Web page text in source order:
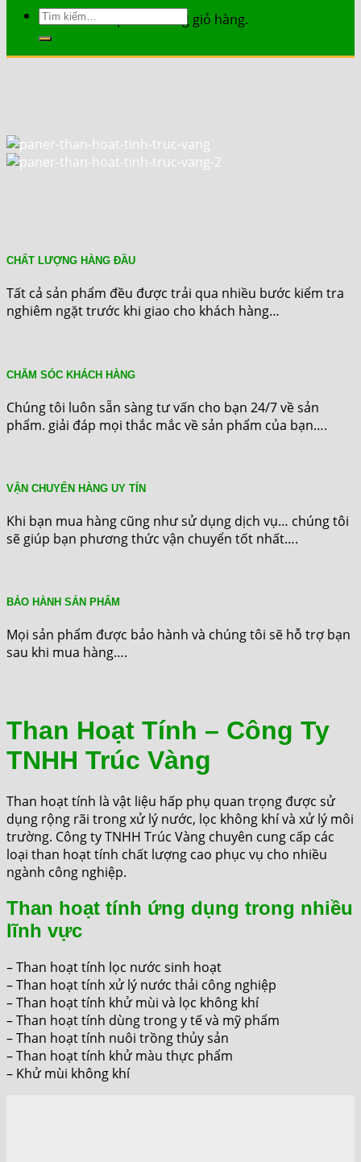
Chưa có sản phẩm trong giỏ hàng.
Tìm
kiếm:
CHẤT LƯỢNG HÀNG ĐẦU
Tất cả sản phẩm đều được trải qua nhiều bước kiểm tra
nghiêm ngặt trước khi giao cho khách hàng…
CHĂM SÓC KHÁCH HÀNG
Chúng tôi luôn sẵn sàng tư vấn cho bạn 24/7 về sản
phẩm. giải đáp mọi thắc mắc về sản phẩm của bạn….
VẬN CHUYỂN HÀNG UY TÍN
Khi bạn mua hàng cũng như sử dụng dịch vụ… chúng tôi
sẽ giúp bạn phương thức vận chuyển tốt nhất….
BẢO HÀNH SẢN PHẨM
Mọi sản phẩm được bảo hành và chúng tôi sẽ hỗ trợ bạn
sau khi mua hàng….
Than Hoạt Tính – Công Ty
TNHH Trúc Vàng
Than hoạt tính là vật liệu hấp phụ quan trọng được sử
dụng rộng rãi trong xử lý nước, lọc không khí và xử lý môi
trường. Công ty TNHH Trúc Vàng chuyên cung cấp các
loại than hoạt tính chất lượng cao phục vụ cho nhiều
ngành công nghiệp.
Than hoạt tính ứng dụng trong nhiều
lĩnh vực
– Than hoạt tính lọc nước sinh hoạt
– Than hoạt tính xử lý nước thải công nghiệp
– Than hoạt tính khử mùi và lọc không khí
– Than hoạt tính dùng trong y tế và mỹ phẩm
– Than hoạt tính nuôi trồng thủy sản
– Than hoạt tính khử màu thực phẩm
– Khử mùi không khí